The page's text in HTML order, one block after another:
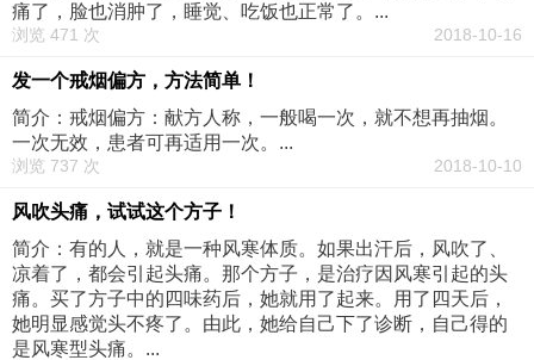
痛了，脸也消肿了，睡觉、吃饭也正常了。...
浏览 471 次 2018-10-16
发一个戒烟偏方，方法简单！
简介：戒烟偏方：献方人称，一般喝一次，就不想再抽烟。
一次无效，患者可再适用一次。...
浏览 737 次 2018-10-10
风吹头痛，试试这个方子！
简介：有的人，就是一种风寒体质。如果出汗后，风吹了、
凉着了，都会引起头痛。那个方子，是治疗因风寒引起的头
痛。买了方子中的四味药后，她就用了起来。用了四天后，
她明显感觉头不疼了。由此，她给自己下了诊断，自己得的
是风寒型头痛。...